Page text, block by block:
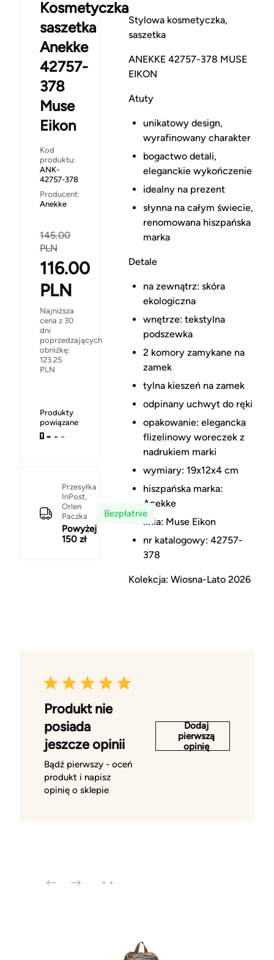
Kosmetyczka
saszetka
Anekke
42757-
378
Muse
Eikon
Kod
produktu:
ANK-
42757-378
Producent:
Anekke
145.00
PLN
116.00
PLN
Najniższa
cena z 30
dni
poprzedzających
obniżkę:
123.25
PLN
Produkty
powiązane
Przesyłka
InPost,
Orlen
Paczka
Powyżej
150 zł
Bezpłatnie
Stylowa kosmetyczka,
saszetka
ANEKKE 42757-378 MUSE
EIKON
Atuty
unikatowy design,
wyrafinowany charakter
bogactwo detali,
eleganckie wykończenie
idealny na prezent
słynna na całym świecie,
renomowana hiszpańska
marka
Detale
na zewnątrz: skóra
ekologiczna
wnętrze: tekstylna
podszewka
2 komory zamykane na
zamek
tylna kieszeń na zamek
odpinany uchwyt do ręki
opakowanie: elegancka
flizelinowy woreczek z
nadrukiem marki
wymiary: 19x12x4 cm
hiszpańska marka:
Anekke
linia: Muse Eikon
nr katalogowy: 42757-
378
Kolekcja: Wiosna-Lato 2026
Produkt nie
posiada
jeszcze opinii
Bądź pierwszy - oceń
produkt i napisz
opinię o sklepie
Dodaj
pierwszą
opinię